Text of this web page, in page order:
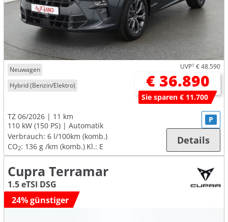
Neuwagen
Hybrid (Benzin/Elektro)
UVP1 € 48.590
€ 36.890
Sie sparen € 11.700
TZ 06/2026
11 km
110 kW (150 PS)
Automatik
Verbrauch: 6 l/100km (komb.)
CO2: 136 g /km (komb.) Kl.: E
P
Details
Cupra Terramar
1.5 eTSI DSG
24% günstiger